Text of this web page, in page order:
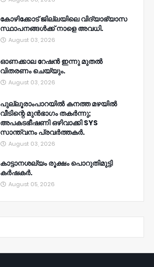
കോഴിക്കോട് ജില്ലയിലെ വിദ്യാഭ്യാസ
സ്ഥാപനങ്ങൾക്ക് നാളെ അവധി.
August 03, 2026
ഓണക്കാല റേഷൻ ഇന്നു മുതല്‍
വിതരണം ചെയ്യും.
August 03, 2026
പുല്ലൂരാംപാറയിൽ കനത്ത മഴയിൽ
വീടിന്റെ മുൻഭാഗം തകർന്നു;
അപകടഭീഷണി ഒഴിവാക്കി SYS
സാന്ത്വനം പ്രവർത്തകർ.
August 03, 2026
കാട്ടാനശല്യം രൂക്ഷം പൊറുതിമുട്ടി
കർഷകർ.
August 05, 2026